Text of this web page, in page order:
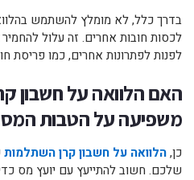
בדרך כלל, לא מומלץ להשתמש
לכסות חובות אחרים. זה עלול
לפנות לפתרונות אחרים, כמו פריסת
האם הלוואה על חשבון
משפיעה על הטבות
כן,הלוואה על חשבון קרן השתלמות
שלכם. חשוב להתייעץ עם יועץ מס